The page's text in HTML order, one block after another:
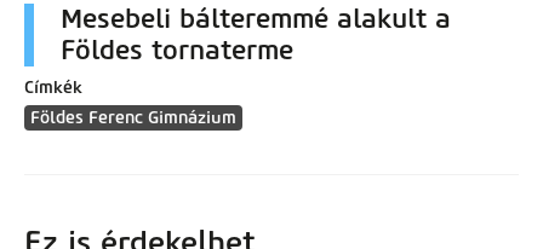
Mesebeli bálteremmé alakult a
Földes tornaterme
Címkék
Földes Ferenc Gimnázium